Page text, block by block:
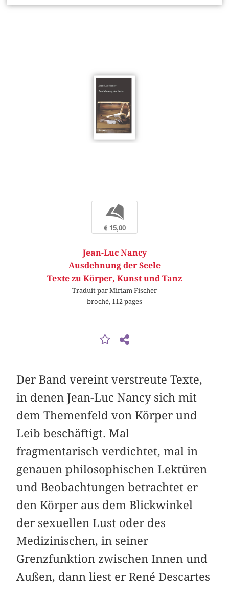
b
€ 15,00
Jean-Luc Nancy
Ausdehnung der Seele
Texte zu Körper, Kunst und Tanz
Traduit par Miriam Fischer
broché, 112 pages
Der Band vereint verstreute Texte,
in denen Jean-Luc Nancy sich mit
dem Themenfeld von Körper und
Leib beschäftigt. Mal
fragmentarisch verdichtet, mal in
genauen philosophischen Lektüren
und Beobachtungen betrachtet er
den Körper aus dem Blickwinkel
der sexuellen Lust oder des
Medizinischen, in seiner
Grenzfunktion zwischen Innen und
Außen, dann liest er René Descartes